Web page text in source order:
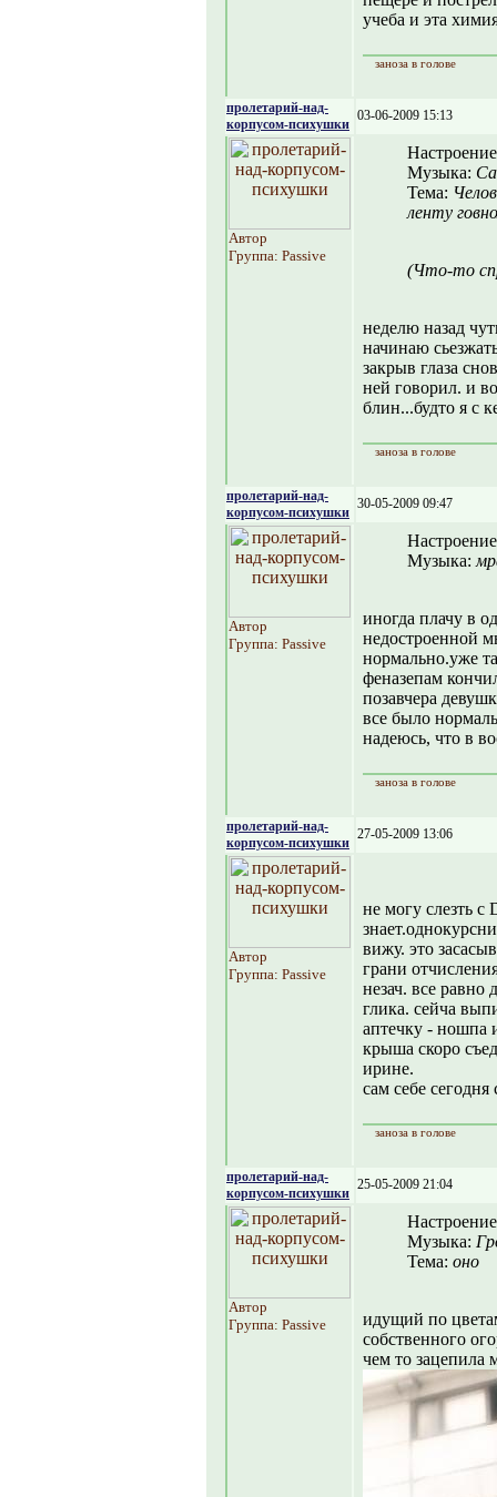
учеба и эта
заноза в голове
пролетарий-над-
корпусом-психушки
03-06-2009 15:13
Автор
Группа: Passive
Музыка:
Тема:
ленту
(Что-то
неделю назад
начинаю
закрыв глаза
ней говорил. и
блин...будто я с
заноза в голове
пролетарий-над-
корпусом-психушки
30-05-2009 09:47
Автор
Группа: Passive
Музыка:
иногда плачу в
недостроенной
нормально.уже
феназепам
позавчера
все было
надеюсь, что в
заноза в голове
пролетарий-над-
корпусом-психушки
27-05-2009 13:06
Автор
Группа: Passive
не могу слезть с
вижу. это
грани
незач. все равно
глика. сейча
аптечку - ношпа
крыша скоро
ирине.
сам себе сегодня
заноза в голове
пролетарий-над-
корпусом-психушки
25-05-2009 21:04
Автор
Группа: Passive
Музыка:
Тема: оно
идущий по
собственного
чем то зацепила